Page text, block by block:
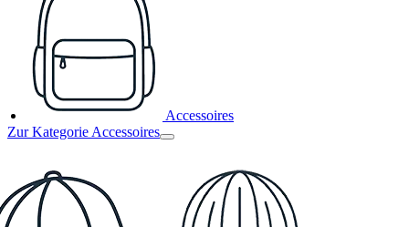
Accessoires
Zur Kategorie Accessoires